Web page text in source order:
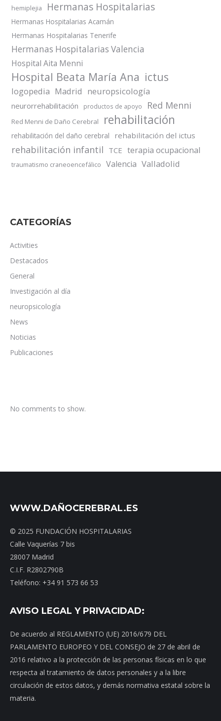
hemiplejia Hermanas Hospitalarias
Hermanas Hospitalarias Acamán
Hermanas Hospitalarias Tenerife
Hermanas Hospitalarias Valencia
Hospital Aita Menni
Hospital Beata María Ana ictus
logopedia Madrid neuropsicología
neurorrehabilitación productos de apoyo Red Menni
Red Menni de Daño Cerebral rehabilitación
rehabilitación del daño cerebral rehabilitación del ictus
rehabilitación infantil TCE terapia ocupacional
traumatismo craneoencefálico Valencia Valladolid
CATEGORÍAS
Activities
Destacados
General
Investigación al día
neuropsicología
News
Noticias
Publicaciones
No comments to show.
WWW.DAÑOCEREBRAL.ES
© 2025 FUNDACIÓN HOSPITALARIAS
Calle Vaquerías 7 bis
28007 Madrid
C.I.F. R2802790B
Teléfono: +34 91 573 66 53
AVISO LEGAL Y PRIVACIDAD:
De acuerdo al REGLAMENTO (UE) 2016/679 DEL
PARLAMENTO EUROPEO Y DEL CONSEJO de 27 de abril de
2016 relativo a la protección de las personas físicas en lo que
respecta al tratamiento de datos personales y a la libre
circulación de estos datos, y demás normativa estatal sobre la
materia.